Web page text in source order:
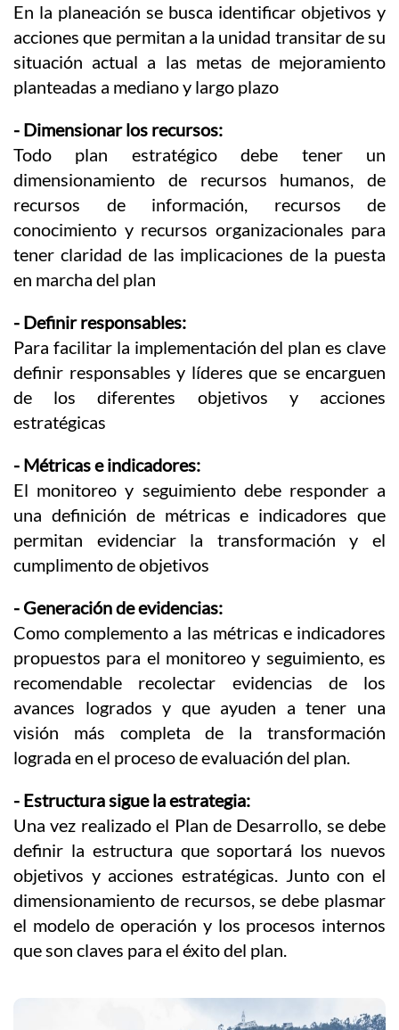
En la planeación se busca identificar objetivos y
acciones que permitan a la unidad transitar de su
situación actual a las metas de mejoramiento
planteadas a mediano y largo plazo
- Dimensionar los recursos:
Todo plan estratégico debe tener un
dimensionamiento de recursos humanos, de
recursos de información, recursos de
conocimiento y recursos organizacionales para
tener claridad de las implicaciones de la puesta
en marcha del plan
- Definir responsables:
Para facilitar la implementación del plan es clave
definir responsables y líderes que se encarguen
de los diferentes objetivos y acciones
estratégicas
- Métricas e indicadores:
El monitoreo y seguimiento debe responder a
una definición de métricas e indicadores que
permitan evidenciar la transformación y el
cumplimento de objetivos
- Generación de evidencias:
Como complemento a las métricas e indicadores
propuestos para el monitoreo y seguimiento, es
recomendable recolectar evidencias de los
avances logrados y que ayuden a tener una
visión más completa de la transformación
lograda en el proceso de evaluación del plan.
- Estructura sigue la estrategia:
Una vez realizado el Plan de Desarrollo, se debe
definir la estructura que soportará los nuevos
objetivos y acciones estratégicas. Junto con el
dimensionamiento de recursos, se debe plasmar
el modelo de operación y los procesos internos
que son claves para el éxito del plan.